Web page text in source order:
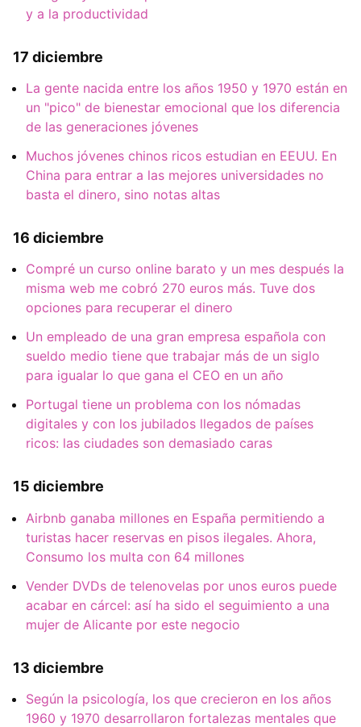
y a la productividad
17 diciembre
La gente nacida entre los años 1950 y 1970 están en
un "pico" de bienestar emocional que los diferencia
de las generaciones jóvenes
Muchos jóvenes chinos ricos estudian en EEUU. En
China para entrar a las mejores universidades no
basta el dinero, sino notas altas
16 diciembre
Compré un curso online barato y un mes después la
misma web me cobró 270 euros más. Tuve dos
opciones para recuperar el dinero
Un empleado de una gran empresa española con
sueldo medio tiene que trabajar más de un siglo
para igualar lo que gana el CEO en un año
Portugal tiene un problema con los nómadas
digitales y con los jubilados llegados de países
ricos: las ciudades son demasiado caras
15 diciembre
Airbnb ganaba millones en España permitiendo a
turistas hacer reservas en pisos ilegales. Ahora,
Consumo los multa con 64 millones
Vender DVDs de telenovelas por unos euros puede
acabar en cárcel: así ha sido el seguimiento a una
mujer de Alicante por este negocio
13 diciembre
Según la psicología, los que crecieron en los años
1960 y 1970 desarrollaron fortalezas mentales que